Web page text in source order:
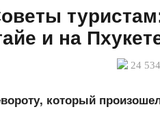
и на
24 534
который